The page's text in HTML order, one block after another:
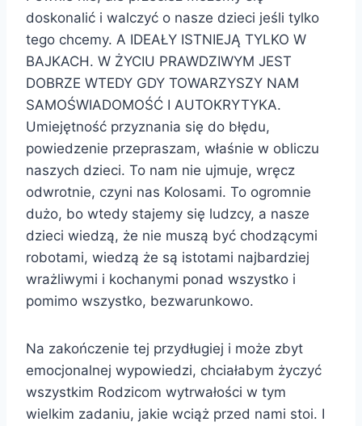
doskonalić i walczyć o nasze dzieci jeśli tylko
tego chcemy. A IDEAŁY ISTNIEJĄ TYLKO W
BAJKACH. W ŻYCIU PRAWDZIWYM JEST
DOBRZE WTEDY GDY TOWARZYSZY NAM
SAMOŚWIADOMOŚĆ I AUTOKRYTYKA.
Umiejętność przyznania się do błędu,
powiedzenie przepraszam, właśnie w obliczu
naszych dzieci. To nam nie ujmuje, wręcz
odwrotnie, czyni nas Kolosami. To ogromnie
dużo, bo wtedy stajemy się ludzcy, a nasze
dzieci wiedzą, że nie muszą być chodzącymi
robotami, wiedzą że są istotami najbardziej
wrażliwymi i kochanymi ponad wszystko i
pomimo wszystko, bezwarunkowo.
Na zakończenie tej przydługiej i może zbyt
emocjonalnej wypowiedzi, chciałabym życzyć
wszystkim Rodzicom wytrwałości w tym
wielkim zadaniu, jakie wciąż przed nami stoi. I